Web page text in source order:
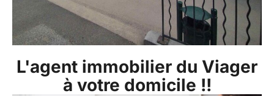
L'agent immobilier du Viager
à votre domicile !!